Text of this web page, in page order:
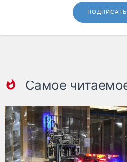
Самое